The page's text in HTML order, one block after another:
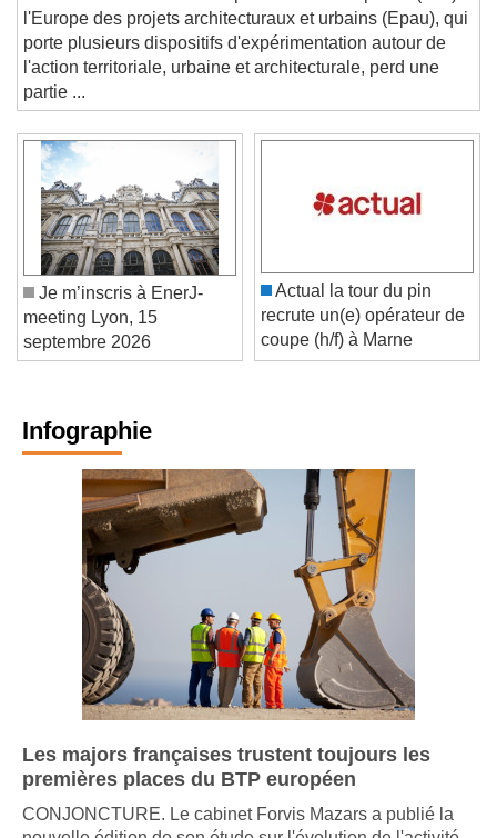
AMÉNAGEMENT. Le Groupement d'intérêt public (GIP)
l'Europe des projets architecturaux et urbains (Epau), qui
porte plusieurs dispositifs d'expérimentation autour de
l'action territoriale, urbaine et architecturale, perd une
partie ...
Je m’inscris à EnerJ-
meeting Lyon, 15
septembre 2026
Actual la tour du pin
recrute un(e) opérateur de
coupe (h/f) à Marne
Infographie
Les majors françaises trustent toujours les
premières places du BTP européen
CONJONCTURE. Le cabinet Forvis Mazars a publié la